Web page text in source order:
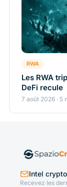
RWA
Les RWA
DeFi recule
7 août 2026 · 5
Intel
Recevez les